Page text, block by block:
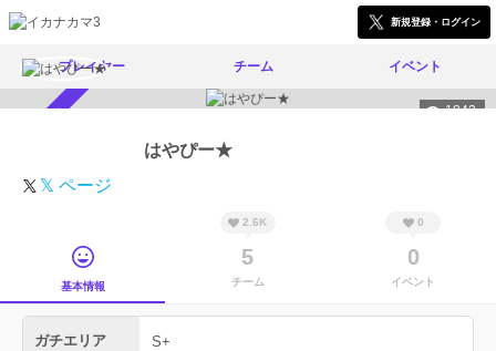
新規登録・ログイン
プレイヤー チーム イベント
1842
はやぴー★
𝕏 ページ
基本情報
2.6K
5
チーム
0
0
イベント
ガチエリア S+